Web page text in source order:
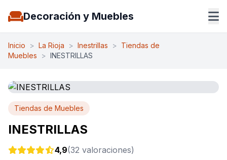
Decoración y Muebles
Inicio > La Rioja > Inestrillas > Tiendas de
Muebles
> INESTRILLAS
Tiendas de Muebles
INESTRILLAS
4,9(32 valoraciones)